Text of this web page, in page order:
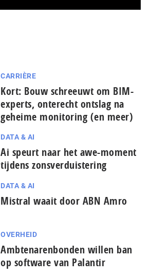
CARRIÈRE
Kort: Bouw schreeuwt om BIM-
experts, onterecht ontslag na
geheime monitoring (en meer)
DATA & AI
Ai speurt naar het awe-moment
tijdens zonsverduistering
DATA & AI
Mistral waait door ABN Amro
OVERHEID
Ambtenarenbonden willen ban
op software van Palantir